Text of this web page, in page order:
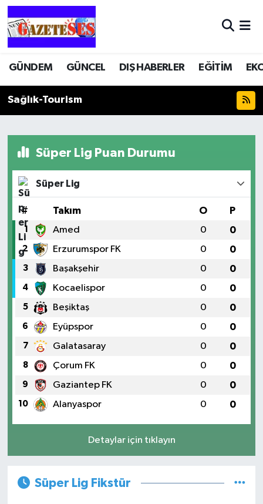
GÜNDEM GÜNCEL DIŞ HABERLER EĞİTİM
Sağlık-Tourism
Süper Lig Puan Durumu
Süper Lig
# Takım O P
1 Amed 0 0
2 Erzurumspor FK 0 0
3 Başakşehir 0 0
4 Kocaelispor 0 0
5 Beşiktaş 0 0
6 Eyüpspor 0 0
7 Galatasaray 0 0
8 Çorum FK 0 0
9 Gaziantep FK 0 0
10 Alanyaspor 0 0
Detaylar için tıklayın
Süper Lig Fikstür